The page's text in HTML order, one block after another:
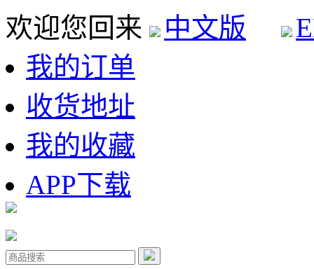
欢迎您回来 中文版
我的订单
收货地址
我的收藏
APP下载